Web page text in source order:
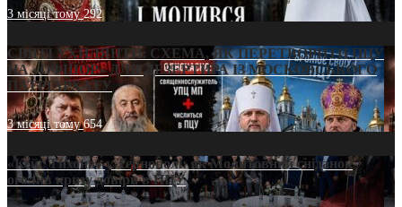
3 місяці тому292
СВЯТІ УХИЛЯНТИ: СХЕМА, ЯК ПЕРЕТВОРИТИ ПЦУ
НА «ОФШОР» ДЛЯ ДЕЗЕРТИРА ІЗ МОСКОВСЬКОГО
ПАТРІАРХАТУ
3 місяці тому654
«Кейс Тихона» у Тернополі: як Молитовний сніданок
оголив кризу довіри в ПЦУ